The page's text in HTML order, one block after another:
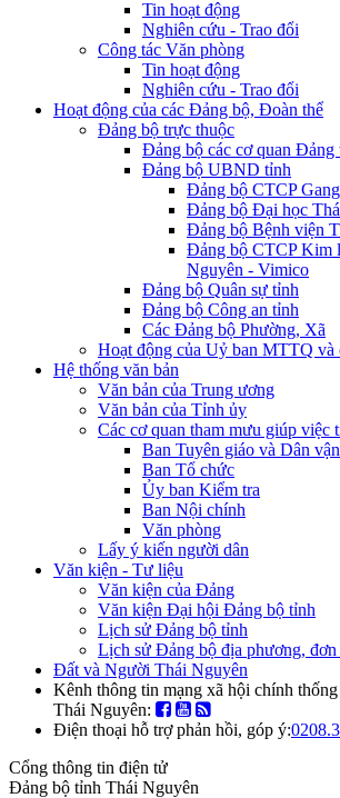
Tin hoạt động
Nghiên cứu - Trao đổi
Công tác Văn phòng
Tin hoạt động
Nghiên cứu - Trao đổi
Hoạt động của các Đảng bộ, Đoàn thể
Đảng bộ trực thuộc
Đảng bộ các cơ quan Đảng
Đảng bộ UBND tỉnh
Đảng bộ CTCP
Đảng bộ Đại học
Đảng bộ Bệnh viện
Đảng bộ CTCP Kim
Nguyên - Vimico
Đảng bộ Quân sự tỉnh
Đảng bộ Công an tỉnh
Các Đảng bộ Phường, Xã
Hoạt động của Uỷ ban MTTQ và
Hệ thống văn bản
Văn bản của Trung ương
Văn bản của Tỉnh ủy
Các cơ quan tham mưu giúp việc
Ban Tuyên giáo và Dân vận
Ban Tổ chức
Ủy ban Kiểm tra
Ban Nội chính
Văn phòng
Lấy ý kiến người dân
Văn kiện - Tư liệu
Văn kiện của Đảng
Văn kiện Đại hội Đảng bộ tỉnh
Lịch sử Đảng bộ tỉnh
Lịch sử Đảng bộ địa phương, đơn
Đất và Người Thái Nguyên
Kênh thông tin mạng xã hội chính
Thái Nguyên:
Điện thoại hỗ trợ phản hồi, góp ý:
Cổng thông tin điện tử
Đảng bộ tỉnh Thái Nguyên